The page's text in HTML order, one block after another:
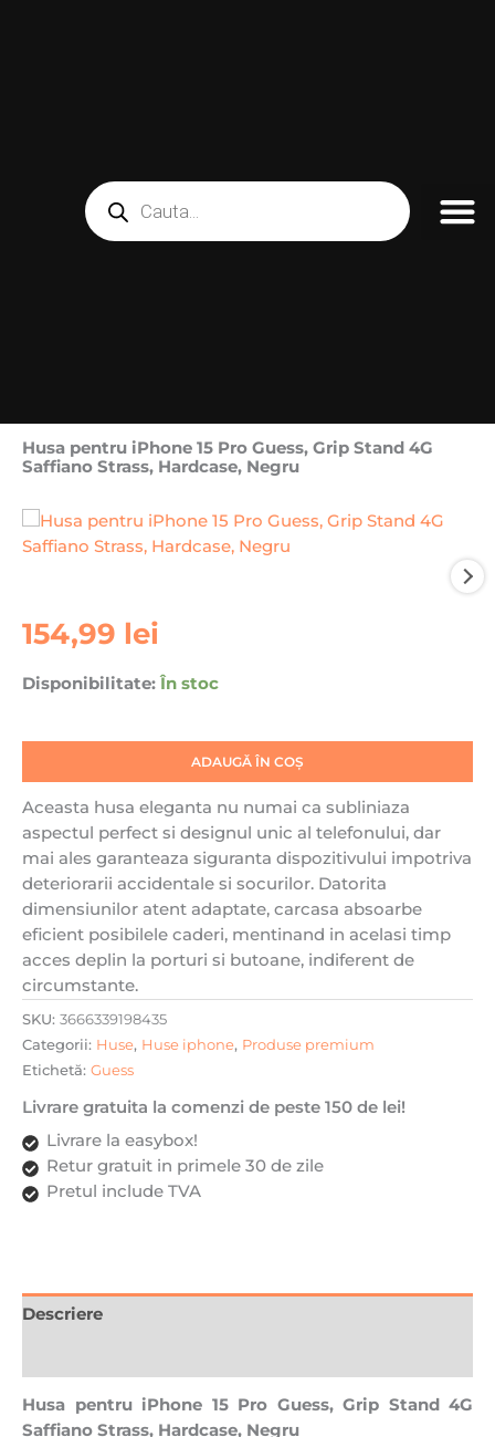
Products
search
Husa pentru iPhone 15 Pro Guess, Grip Stand 4G
Saffiano Strass, Hardcase, Negru
154,99 lei
Disponibilitate: În stoc
Cantitate
Husa
iPhone
Pro
Grip
4G
Saffiano
Strass,
Hardcase,
ADAUGĂ ÎN COȘ
Aceasta husa eleganta nu numai ca subliniaza
aspectul perfect si designul unic al telefonului, dar
mai ales garanteaza siguranta dispozitivului impotriva
deteriorarii accidentale si socurilor. Datorita
dimensiunilor atent adaptate, carcasa absoarbe
eficient posibilele caderi, mentinand in acelasi timp
acces deplin la porturi si butoane, indiferent de
circumstante.
SKU: 3666339198435
Categorii: Huse, Huse iphone, Produse premium
Etichetă: Guess
Livrare gratuita la comenzi de peste 150 de lei!
Livrare la easybox!
Retur gratuit in primele 30 de zile
Pretul include TVA
Descriere
Husa pentru iPhone 15 Pro Guess, Grip Stand 4G
Saffiano Strass, Hardcase, Negru